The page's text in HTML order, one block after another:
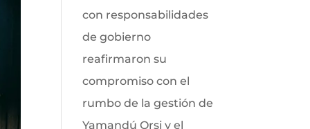
con responsabilidades
de gobierno
reafirmaron su
compromiso con el
rumbo de la gestión de
Yamandú Orsi y el